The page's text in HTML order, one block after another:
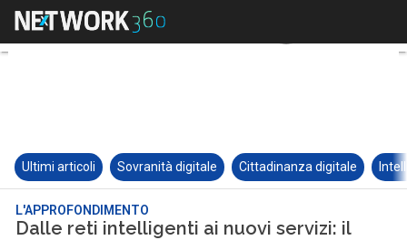
Ultimi articoli Sovranità digitale Cittadinanza digitale
L'APPROFONDIMENTO
Dalle reti intelligenti ai nuovi servizi: il